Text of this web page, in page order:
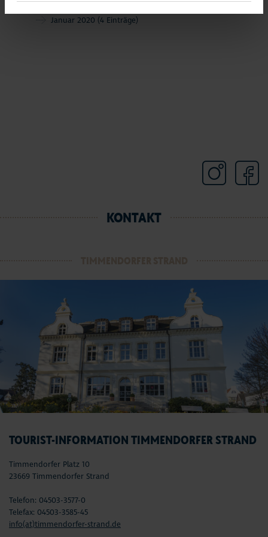
Januar 2020 (4 Einträge)
KONTAKT
TOURIST-INFORMATION TIMMENDORFER STRAND
Timmendorfer Platz 10
23669 Timmendorfer Strand
Telefon: 04503-3577-0
Telefax: 04503-3585-45
info(at)timmendorfer-strand.de